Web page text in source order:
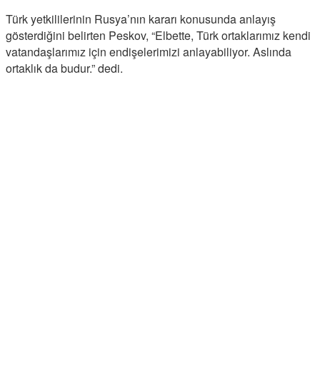
Türk yetkililerinin Rusya’nın kararı konusunda anlayış
gösterdiğini belirten Peskov, “Elbette, Türk ortaklarımız kendi
vatandaşlarımız için endişelerimizi anlayabiliyor. Aslında
ortaklık da budur.” dedi.